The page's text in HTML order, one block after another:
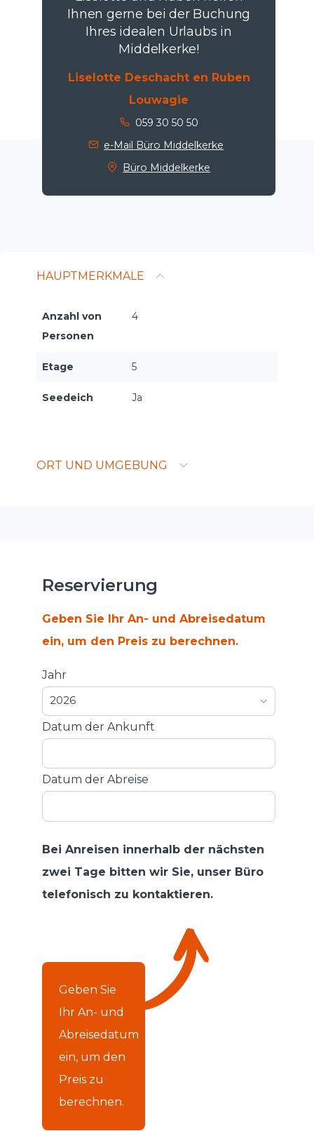
Ihnen gerne bei der Buchung
Ihres idealen Urlaubs in
Middelkerke!
Liselotte Deschacht en Ruben
Louwagie
059 30 50 50
e-Mail Büro Middelkerke
Büro Middelkerke
HAUPTMERKMALE
Anzahl von
Personen
4
Etage 5
Seedeich Ja
ORT UND UMGEBUNG
Reservierung
Geben Sie Ihr An- und Abreisedatum
ein, um den Preis zu berechnen.
Jahr
2026
Datum der Ankunft
Datum der Abreise
Bei Anreisen innerhalb der nächsten
zwei Tage bitten wir Sie, unser Büro
telefonisch zu kontaktieren.
Geben Sie
Ihr An- und
Abreisedatum
ein, um den
Preis zu
berechnen.